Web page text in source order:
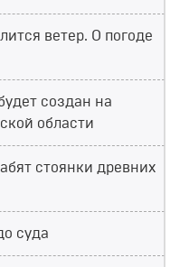
ветер. О погоде
создан на
области
стоянки древних
суда